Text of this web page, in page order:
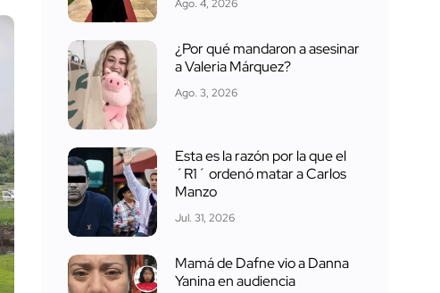
Ago. 4, 2026
¿Por qué mandaron a asesinar
a Valeria Márquez?
Ago. 3, 2026
Esta es la razón por la que el
´R1´ ordenó matar a Carlos
Manzo
Jul. 31, 2026
Mamá de Dafne vio a Danna
Yanina en audiencia